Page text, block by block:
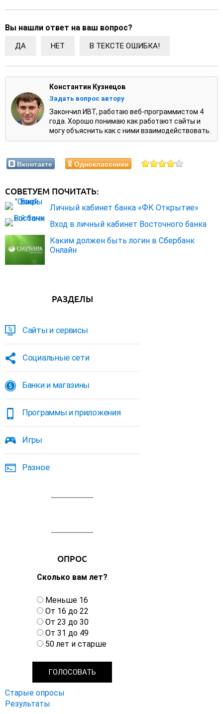
Вы нашли ответ на ваш вопрос?
ДА НЕТ В ТЕКСТЕ ОШИБКА!
Константин Кузнецов
Задать вопрос автору
Закончил ИВТ, работаю веб-программистом 4
года. Хорошо понимаю как работают сайты и
могу объяснить как с ними взаимодействовать.
Вконтакте Одноклассники
СОВЕТУЕМ ПОЧИТАТЬ:
Личный кабинет банка «ФК Открытие»
Вход в личный кабинет Восточного банка
Каким должен быть логин в Сбербанк
Онлайн
РАЗДЕЛЫ
Сайты и сервисы
Социальные сети
Банки и магазины
Программы и приложения
Игры
Разное
ОПРОС
Сколько вам лет?
В
а
р
и
а
Меньше 16
От 16 до 22
От 23 до 30
От 31 до 49
50 лет и старше
Старые опросы
Результаты